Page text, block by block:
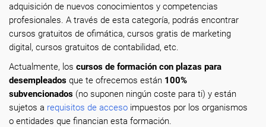
adquisición de nuevos conocimientos y competencias
profesionales. A través de esta categoría, podrás encontrar
cursos gratuitos de ofimática, cursos gratis de marketing
digital, cursos gratuitos de contabilidad, etc.
Actualmente, los cursos de formación con plazas para
desempleados que te ofrecemos están 100%
subvencionados (no suponen ningún coste para ti) y están
sujetos a requisitos de acceso impuestos por los organismos
o entidades que financian esta formación.